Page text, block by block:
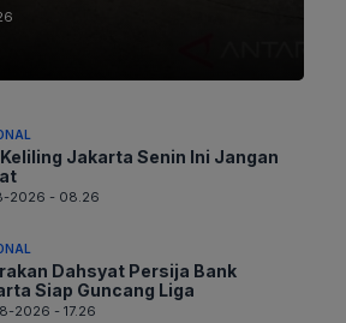
Jakarta Senin Ini Jangan
2026 - 08.26
Dahsyat Persija Bank
Siap Guncang Liga
2026 - 17.26